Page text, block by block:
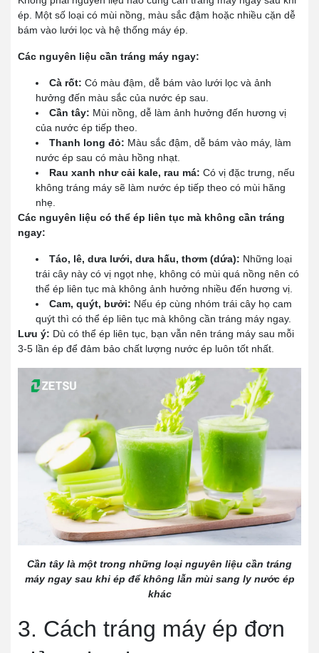
ép. Một số loại có mùi nồng, màu sắc đậm hoặc nhiều cặn dễ
bám vào lưới lọc và hệ thống máy ép.
Các nguyên liệu cần tráng máy ngay:
Cà rốt: Có màu đậm, dễ bám vào lưới lọc và ảnh
hưởng đến màu sắc của nước ép sau.
Cần tây: Mùi nồng, dễ làm ảnh hưởng đến hương vị
của nước ép tiếp theo.
Thanh long đỏ: Màu sắc đậm, dễ bám vào máy, làm
nước ép sau có màu hồng nhạt.
Rau xanh như cải kale, rau má: Có vị đặc trưng, nếu
không tráng máy sẽ làm nước ép tiếp theo có mùi hăng
nhẹ.
Các nguyên liệu có thể ép liên tục mà không cần tráng
ngay:
Táo, lê, dưa lưới, dưa hấu, thơm (dứa): Những loại
trái cây này có vị ngọt nhẹ, không có mùi quá nồng nên có
thể ép liên tục mà không ảnh hưởng nhiều đến hương vị.
Cam, quýt, bưởi: Nếu ép cùng nhóm trái cây họ cam
quýt thì có thể ép liên tục mà không cần tráng máy ngay.
Lưu ý: Dù có thể ép liên tục, bạn vẫn nên tráng máy sau mỗi
3-5 lần ép để đảm bảo chất lượng nước ép luôn tốt nhất.
Cần tây là một trong những loại nguyên liệu cần tráng
máy ngay sau khi ép để không lẫn mùi sang ly nước ép
khác
3. Cách tráng máy ép đơn